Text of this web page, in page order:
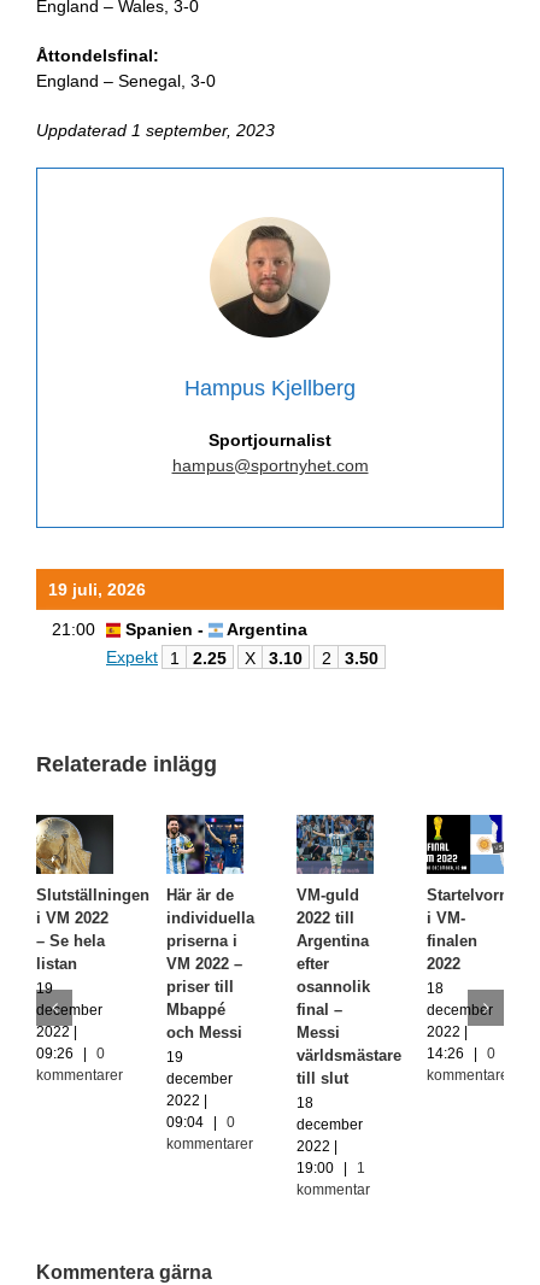
England – Wales, 3-0
Åttondelsfinal:
England – Senegal, 3-0
Uppdaterad 1 september, 2023
Hampus Kjellberg
Sportjournalist
hampus@sportnyhet.com
19 juli, 2026
21:00 Spanien -
Argentina
Expekt
1 2.25 X 3.10 2 3.50
Relaterade inlägg
Slutställningen
i VM 2022
– Se hela
listan
19
december
2022 |
09:26
0
kommentarer
Här är de
individuella
priserna i
VM 2022 –
priser till
Mbappé
och Messi
19
december
2022 |
09:04
0
kommentarer
VM-guld
2022 till
Argentina
efter
osannolik
final –
Messi
världsmästare
till slut
18
december
2022 |
19:00
1
kommentar
Startelvorna
i VM-
finalen
2022
18
december
2022 |
14:26
0
kommentarer
Kommentera gärna